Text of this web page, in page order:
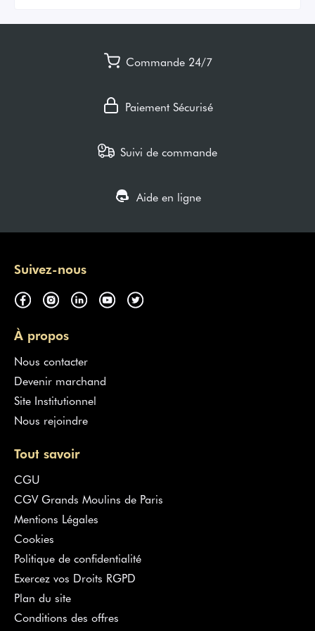
Commande 24/7
Paiement Sécurisé
Suivi de commande
Aide en ligne
Suivez-nous
À propos
Nous contacter
Devenir marchand
Site Institutionnel
Nous rejoindre
Tout savoir
CGU
CGV Grands Moulins de Paris
Mentions Légales
Cookies
Politique de confidentialité
Exercez vos Droits RGPD
Plan du site
Conditions des offres